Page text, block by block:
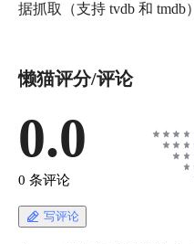
据抓取（支持 tvdb 和 tmdb）
懒猫评分/评论
0.0
0 条评论
写评论